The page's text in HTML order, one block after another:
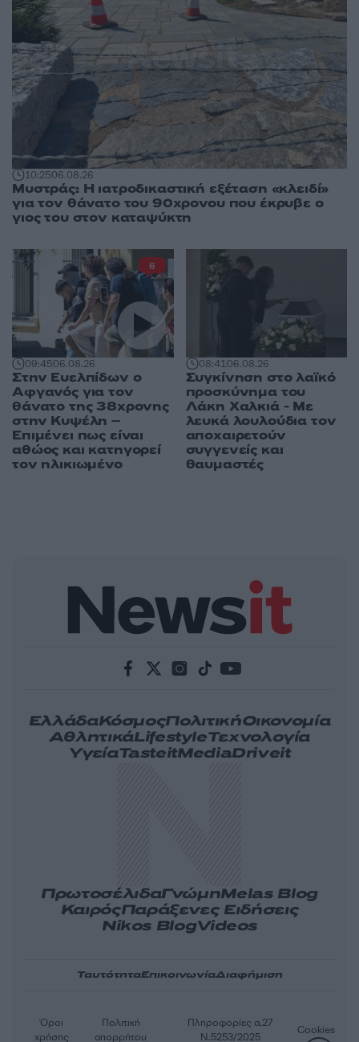
10:2506.08.26
Μυστράς: Η ιατροδικαστική εξέταση «κλειδί»
για τον θάνατο του 90χρονου που έκρυβε ο
γιος του στον καταψύκτη
09:4506.08.26
Στην Ευελπίδων ο
Αφγανός για τον
θάνατο της 38χρονης
στην Κυψέλη –
Επιμένει πως είναι
αθώος και κατηγορεί
τον ηλικιωμένο
6
08:4106.08.26
Συγκίνηση στο λαϊκό
προσκύνημα του
Λάκη Χαλκιά - Με
λευκά λουλούδια τον
αποχαιρετούν
συγγενείς και
θαυμαστές
ΕλλάδαΚόσμοςΠολιτικήΟικονομία
ΑθλητικάLifestyleΤεχνολογία
ΥγείαTasteitMediaDriveit
ΠρωτοσέλιδαΓνώμηMelas Blog
ΚαιρόςΠαράξενες Ειδήσεις
Nikos BlogVideos
ΤαυτότηταΕπικοινωνίαΔιαφήμιση
Όροι
χρήσης
Πολιτική
απορρήτου
Πληροφορίες α.27
Ν.5253/2025
Cookies